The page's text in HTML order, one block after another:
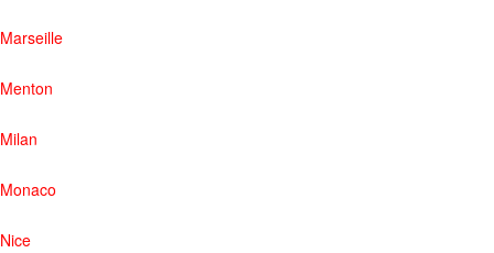
Marseille
Menton
Milan
Monaco
Nice